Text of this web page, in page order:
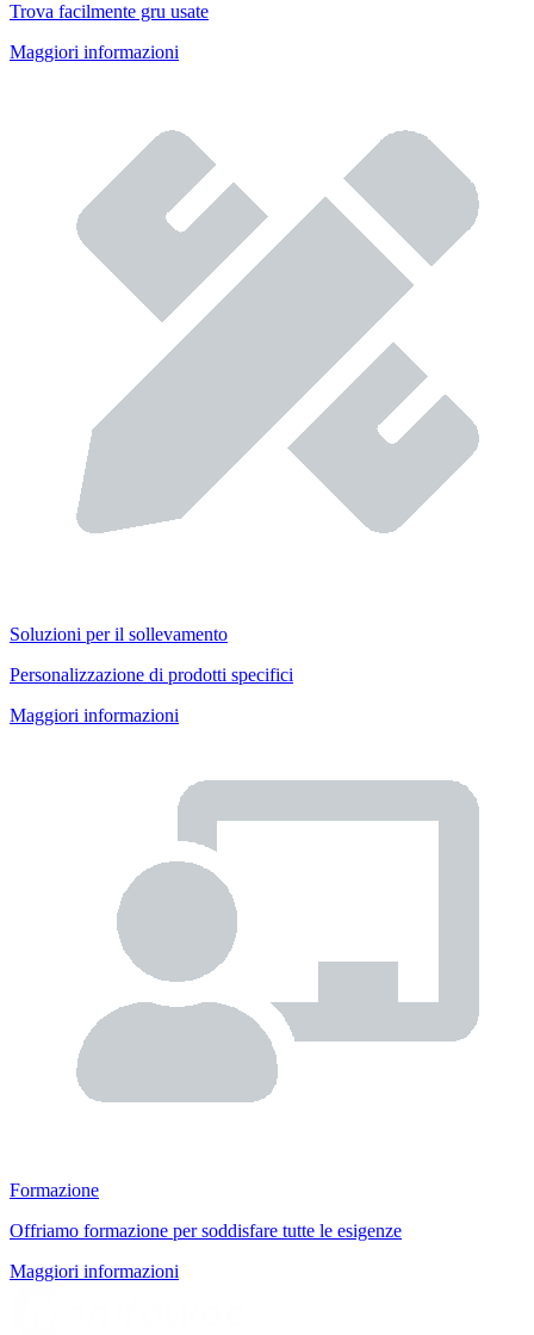
Trova facilmente gru usate
Maggiori informazioni
Soluzioni per il sollevamento
Personalizzazione di prodotti specifici
Maggiori informazioni
Formazione
Offriamo formazione per soddisfare tutte le esigenze
Maggiori informazioni